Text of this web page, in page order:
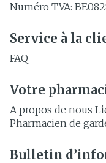
Numéro TVA:
Service à la
FAQ
Votre
A propos de nous
Pharmacien de
Bulletin